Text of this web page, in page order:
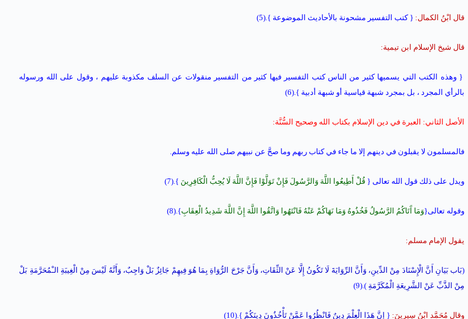
قال ابْنُ الكمال: { كتب التفسير مشحونة بالأحاديث الموضوعة }.(5)
قال شيخ الإسلام ابن تيمية:
{ وهذه الكتب التي يسميها كثير من الناس كتب التفسير فيها كثير من التفسير منقولات عن السلف مكذوبة عليهم ، وقول على الله ورسوله
بالرأي المجرد ، بل بمجرد شبهة قياسية أو شبهة أدبية }.(6)
الأصل الثاني: العبرة في دين الإسلام بكتاب الله وصحيح السُّنَّة:
فالمسلمون لا يقبلون في دينهم إلا ما جاء في كتاب ربهم وما صحَّ عن نبيهم صلى الله عليه وسلم.
ويدل على ذلك قول الله تعالى { قُلْ أَطِيعُوا اللَّهَ وَالرَّسُولَ فَإِنْ تَوَلَّوْا فَإِنَّ اللَّهَ لَا يُحِبُّ الْكَافِرِينَ }.(7)
وقوله تعالى{وَمَا آَتَاكُمُ الرَّسُولُ فَخُذُوهُ وَمَا نَهَاكُمْ عَنْهُ فَانْتَهُوا وَاتَّقُوا اللَّهَ إِنَّ اللَّهَ شَدِيدُ الْعِقَابِ}.(8)
يقول الإمام مسلم:
(بَاب بَيَانِ أَنَّ الْإِسْنَادَ مِنْ الدِّينِ، وَأَنَّ الرِّوَايَةَ لَا تَكُونُ إِلَّا عَنْ الثِّقَاتِ، وَأَنَّ جَرْحَ الرُّوَاةِ بِمَا هُوَ فِيهِمْ جَائِزٌ بَلْ وَاجِبٌ، وَأَنَّهُ لَيْسَ مِنْ الْغِيبَةِ الـْمُحَرَّمَةِ بَلْ
مِنْ الذَّبِّ عَنْ الشَّرِيعَةِ الْمُكَرَّمَةِ ).(9)
وقال مُحَمَّد ابْنُ سِيرِينَ: { إِنَّ هَذَا الْعِلْمَ دِينٌ فَانْظُرُوا عَمَّنْ تَأْخُذُونَ دِينَكُمْ }.(10)